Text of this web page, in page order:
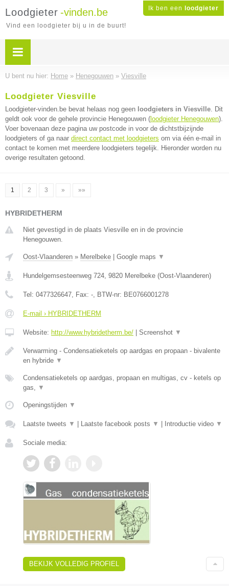
Ik ben een loodgieter
Loodgieter -vinden.be
Vind een loodgieter bij u in de buurt!
U bent nu hier: Home » Henegouwen » Viesville
Loodgieter Viesville
Loodgieter-vinden.be bevat helaas nog geen loodgieters in Viesville. Dit
geldt ook voor de gehele provincie Henegouwen ( loodgieter Henegouwen).
Voer bovenaan deze pagina uw postcode in voor de dichtstbijzijnde
loodgieters of ga naar direct contact met loodgieters om via één e-mail in
contact te komen met meerdere loodgieters tegelijk. Hieronder worden nu
overige resultaten getoond.
1 2 3 » »»
HYBRIDETHERM
Niet gevestigd in de plaats Viesville en in de provincie
Henegouwen.
Oost-Vlaanderen » Merelbeke Google maps ▼
Hundelgemsesteenweg 724, 9820 Merelbeke (Oost-Vlaanderen)
Tel: 0477326647, Fax: -, BTW-nr: BE0766001278
E-mail › HYBRIDETHERM
Website: http://www.hybridetherm.be/ Screenshot ▼
Verwarming - Condensatieketels op aardgas en propaan - bivalente
en hybride ▼
Condensatieketels op aardgas, propaan en multigas, cv - ketels op
gas, ▼
Openingstijden ▼
Laatste tweets ▼ Laatste facebook posts ▼ Introductie video ▼
Sociale media:
BEKIJK VOLLEDIG PROFIEL